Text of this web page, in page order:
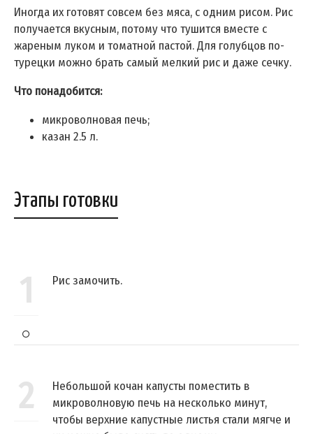
Иногда их готовят совсем без мяса, с одним рисом. Рис
получается вкусным, потому что тушится вместе с
жареным луком и томатной пастой. Для голубцов по-
турецки можно брать самый мелкий рис и даже сечку.
Что понадобится:
микроволновая печь;
казан 2.5 л.
Этапы готовки
1 Рис замочить.
2
Небольшой кочан капусты поместить в
микроволновую печь на несколько минут,
чтобы верхние капустные листья стали мягче и